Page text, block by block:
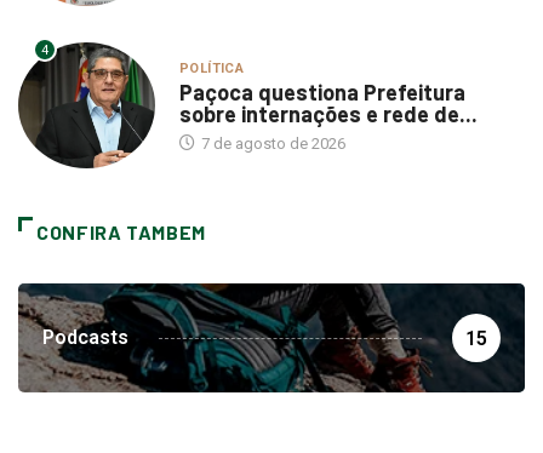
4
POLÍTICA
Paçoca questiona Prefeitura
sobre internações e rede de...
7 de agosto de 2026
CONFIRA TAMBEM
Podcasts 15